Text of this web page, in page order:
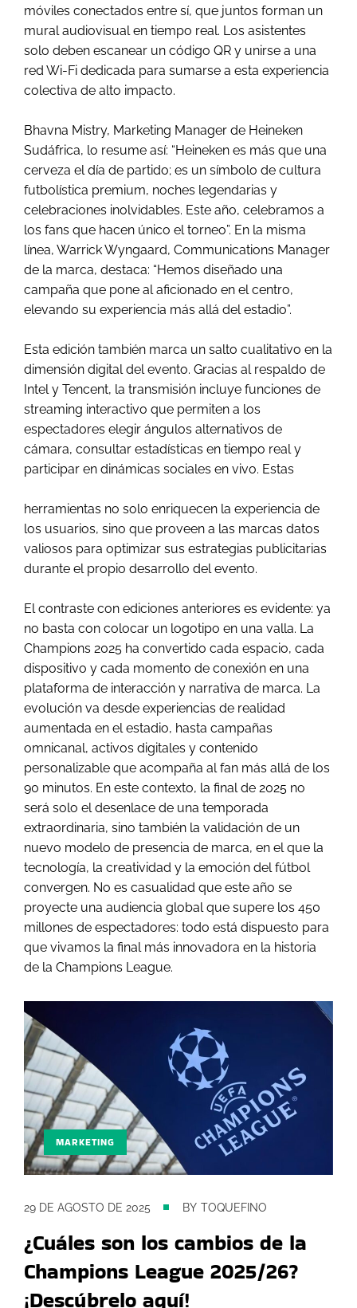
móviles conectados entre sí, que juntos forman un
mural audiovisual en tiempo real. Los asistentes
solo deben escanear un código QR y unirse a una
red Wi-Fi dedicada para sumarse a esta experiencia
colectiva de alto impacto.
Bhavna Mistry, Marketing Manager de Heineken
Sudáfrica, lo resume así: “Heineken es más que una
cerveza el día de partido; es un símbolo de cultura
futbolística premium, noches legendarias y
celebraciones inolvidables. Este año, celebramos a
los fans que hacen único el torneo”. En la misma
línea, Warrick Wyngaard, Communications Manager
de la marca, destaca: “Hemos diseñado una
campaña que pone al aficionado en el centro,
elevando su experiencia más allá del estadio”.
Esta edición también marca un salto cualitativo en la
dimensión digital del evento. Gracias al respaldo de
Intel y Tencent, la transmisión incluye funciones de
streaming interactivo que permiten a los
espectadores elegir ángulos alternativos de
cámara, consultar estadísticas en tiempo real y
participar en dinámicas sociales en vivo. Estas
herramientas no solo enriquecen la experiencia de
los usuarios, sino que proveen a las marcas datos
valiosos para optimizar sus estrategias publicitarias
durante el propio desarrollo del evento.
El contraste con ediciones anteriores es evidente: ya
no basta con colocar un logotipo en una valla. La
Champions 2025 ha convertido cada espacio, cada
dispositivo y cada momento de conexión en una
plataforma de interacción y narrativa de marca. La
evolución va desde experiencias de realidad
aumentada en el estadio, hasta campañas
omnicanal, activos digitales y contenido
personalizable que acompaña al fan más allá de los
90 minutos. En este contexto, la final de 2025 no
será solo el desenlace de una temporada
extraordinaria, sino también la validación de un
nuevo modelo de presencia de marca, en el que la
tecnología, la creatividad y la emoción del fútbol
convergen. No es casualidad que este año se
proyecte una audiencia global que supere los 450
millones de espectadores: todo está dispuesto para
que vivamos la final más innovadora en la historia
de la Champions League.
MARKETING
29 DE AGOSTO DE 2025 BY TOQUEFINO
¿Cuáles son los cambios de la
Champions League 2025/26?
¡Descúbrelo aquí!